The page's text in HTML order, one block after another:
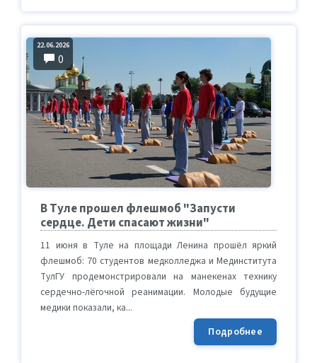
22.06.2026
0
В Туле прошел флешмоб "Запусти
сердце. Дети спасают жизни"
11 июня в Туле на площади Ленина прошёл яркий
флешмоб: 70 студентов медколледжа и Мединститута
ТулГУ продемонстрировали на манекенах технику
сердечно-лёгочной реанимации. Молодые будущие
медики показали, ка...
Подробнее